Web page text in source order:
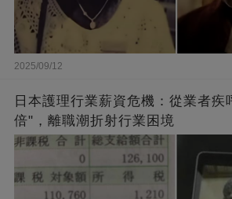
2025/09/12
日本護理行業薪資危機：從業者疾
倍"，離職潮折射行業困境